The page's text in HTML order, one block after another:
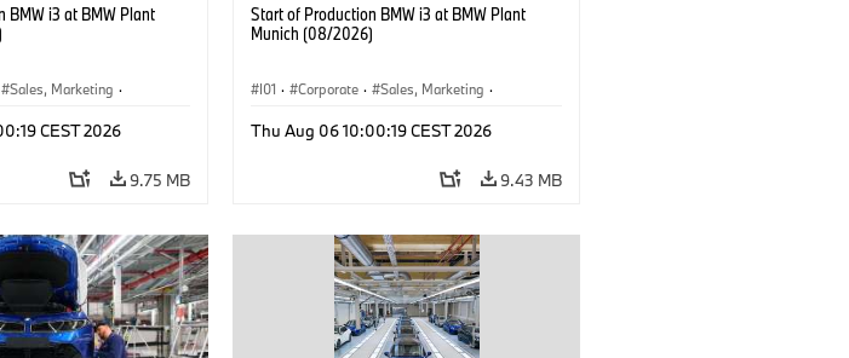
BMW i3 at BMW Plant
Sales, Marketing ·
CEST 2026
9.75 MB
Start of Production BMW i3 at BMW Plant
Munich (08/2026)
I01 · Corporate · Sales, Marketing ·
Thu Aug 06 10:00:19 CEST 2026
9.43 MB